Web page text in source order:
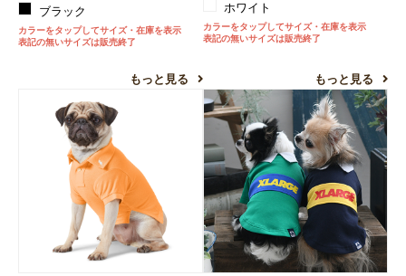
ブラック
カラーをタップしてサイズ・在庫を表示
表記の無いサイズは販売終了
もっと見る
ホワイト
カラーをタップしてサイズ・在庫を表示
表記の無いサイズは販売終了
もっと見る